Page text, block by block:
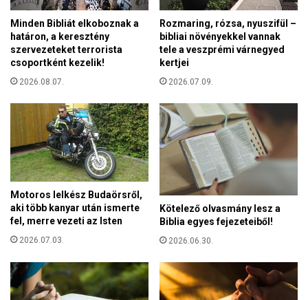
y
k
i
s
k
o
ú
a
s
z
ü
l
e
i
t
u
d
n
t
ö
t
t
i
z
é
v
s
p
o
r
o
l
Minden Bibliát elkoboznak a
határon, a keresztény
szervezeteket terrorista
csoportként kezelik!
2026.08.07.
Rozmaring, rózsa, nyuszifül –
bibliai növényekkel vannak
tele a veszprémi várnegyed
kertjei
2026.07.09.
Motoros lelkész Budaörsről,
aki több kanyar után ismerte
fel, merre vezeti az Isten
2026.07.03.
Kötelező olvasmány lesz a
Biblia egyes fejezeteiből!
2026.06.30.